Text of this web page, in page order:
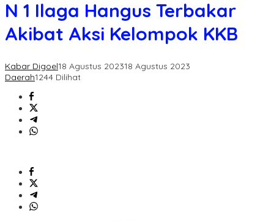
Ilaga
Terbakar
Kelompok
N 1 Ilaga Hangus Terbakar
Akibat Aksi Kelompok KKB
Kabar Digoel18 Agustus 202318 Agustus 2023
Daerah1244 Dilihat